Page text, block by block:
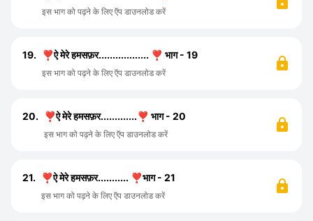
इस भाग को पढ़ने के लिए ऍप डाउनलोड करें
19. ❣️ऐ मेरे हमसफ़र.................. ❣️ भाग - 19
इस भाग को पढ़ने के लिए ऍप डाउनलोड करें
20. ❣️ऐ मेरे हमसफ़र.............❣️ भाग - 20
इस भाग को पढ़ने के लिए ऍप डाउनलोड करें
21. ❣️ऐ मेरे हमसफ़र........... ❣️भाग - 21
इस भाग को पढ़ने के लिए ऍप डाउनलोड करें